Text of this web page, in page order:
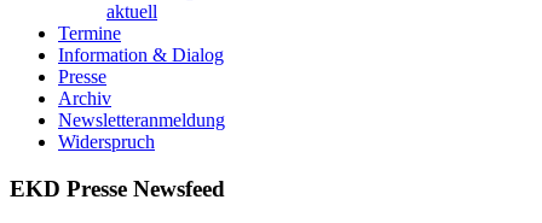
aktuell
Termine
Information & Dialog
Presse
Archiv
Newsletteranmeldung
Widerspruch
EKD Presse Newsfeed